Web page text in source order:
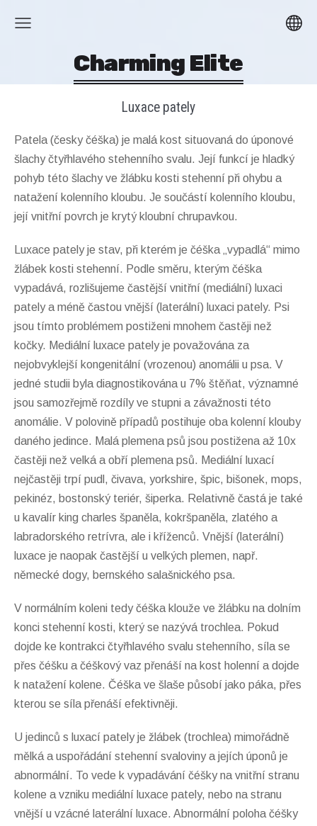
Charming Elite
Luxace pately
Patela (česky čéška) je malá kost situovaná do úponové
šlachy čtyřhlavého stehenního svalu. Její funkcí je hladký
pohyb této šlachy ve žlábku kosti stehenní při ohybu a
natažení kolenního kloubu. Je součástí kolenního kloubu,
její vnitřní povrch je krytý kloubní chrupavkou.
Luxace pately je stav, při kterém je čéška „vypadlá“ mimo
žlábek kosti stehenní. Podle směru, kterým čéška
vypadává, rozlišujeme častější vnitřní (mediální) luxaci
pately a méně častou vnější (laterální) luxaci pately. Psi
jsou tímto problémem postiženi mnohem častěji než
kočky. Mediální luxace pately je považována za
nejobvyklejší kongenitální (vrozenou) anomálii u psa. V
jedné studii byla diagnostikována u 7% štěňat, významné
jsou samozřejmě rozdíly ve stupni a závažnosti této
anomálie. V polovině případů postihuje oba kolenní klouby
daného jedince. Malá plemena psů jsou postižena až 10x
častěji než velká a obří plemena psů. Mediální luxací
nejčastěji trpí pudl, čivava, yorkshire, špic, bišonek, mops,
pekinéz, bostonský teriér, šiperka. Relativně častá je také
u kavalír king charles španěla, kokršpaněla, zlatého a
labradorského retrívra, ale i kříženců. Vnější (laterální)
luxace je naopak častější u velkých plemen, např.
německé dogy, bernského salašnického psa.
V normálním koleni tedy čéška klouže ve žlábku na dolním
konci stehenní kosti, který se nazývá trochlea. Pokud
dojde ke kontrakci čtyřhlavého svalu stehenního, síla se
přes čéšku a čéškový vaz přenáší na kost holenní a dojde
k natažení kolene. Čéška ve šlaše působí jako páka, přes
kterou se síla přenáší efektivněji.
U jedinců s luxací pately je žlábek (trochlea) mimořádně
mělká a uspořádání stehenní svaloviny a jejích úponů je
abnormální. To vede k vypadávání čéšky na vnitřní stranu
kolene a vzniku mediální luxace pately, nebo na stranu
vnější u vzácné laterální luxace. Abnormální poloha čéšky